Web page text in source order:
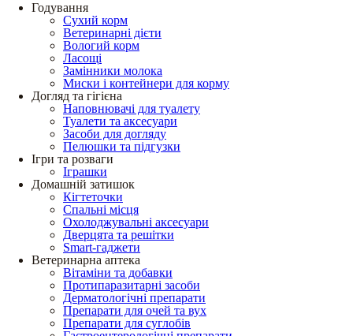
Годування
Сухий корм
Ветеринарні дієти
Вологий корм
Ласощі
Замінники молока
Миски і контейнери для корму
Догляд та гігієна
Наповнювачі для туалету
Туалети та аксесуари
Засоби для догляду
Пелюшки та підгузки
Ігри та розваги
Іграшки
Домашній затишок
Кігтеточки
Спальні місця
Охолоджувальні аксесуари
Дверцята та решітки
Smart-гаджети
Ветеринарна аптека
Вітаміни та добавки
Протипаразитарні засоби
Дерматологічні препарати
Препарати для очей та вух
Препарати для суглобів